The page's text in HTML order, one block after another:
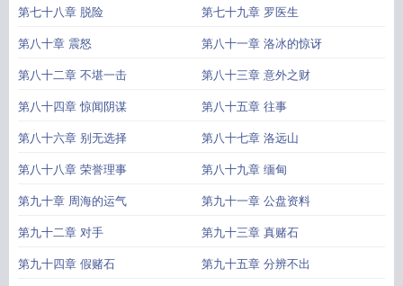
第七十八章 脱险 第七十九章 罗医生
第八十章 震怒 第八十一章 洛冰的惊讶
第八十二章 不堪一击 第八十三章 意外之财
第八十四章 惊闻阴谋 第八十五章 往事
第八十六章 别无选择 第八十七章 洛远山
第八十八章 荣誉理事 第八十九章 缅甸
第九十章 周海的运气 第九十一章 公盘资料
第九十二章 对手 第九十三章 真赌石
第九十四章 假赌石 第九十五章 分辨不出